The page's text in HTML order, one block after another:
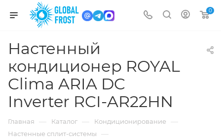
0
Настенный
кондиционер ROYAL
Clima ARIA DC
Inverter RCI-AR22HN
Главная — Каталог — Кондиционирование —
Настенные сплит-системы —